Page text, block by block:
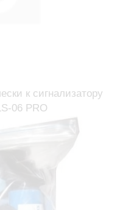
к сигнализатору
06 PRO